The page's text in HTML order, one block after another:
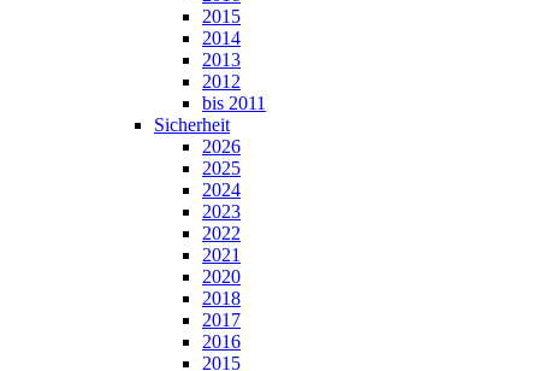
2015
2014
2013
2012
bis 2011
Sicherheit
2026
2025
2024
2023
2022
2021
2020
2018
2017
2016
2015